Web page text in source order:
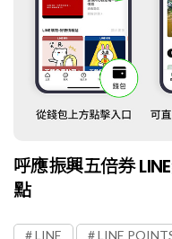
呼應振興五倍券
點
LINE LINE